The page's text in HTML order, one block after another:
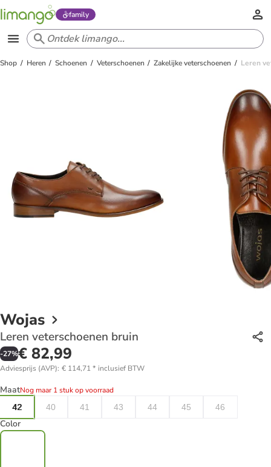
family
Shop Heren Schoenen Veterschoenen Zakelijke veterschoenen Leren
Wojas
Leren veterschoenen bruin
-27%€ 82,99
Adviesprijs (AVP): € 114,71* inclusief BTW
MaatNog maar 1 stuk op voorraad
42
40 41 43 44 45 46
Color